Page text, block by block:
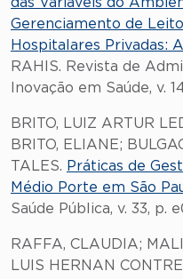
Gerenciamento de
Hospitalares Privadas:
RAHIS. Revista de
Inovação em Saúde, v.
BRITO, LUIZ ARTUR
BRITO, ELIANE;
TALES. Práticas de
Médio Porte em São
Saúde Pública, v. 33, p.
RAFFA, CLAUDIA;
LUIS HERNAN